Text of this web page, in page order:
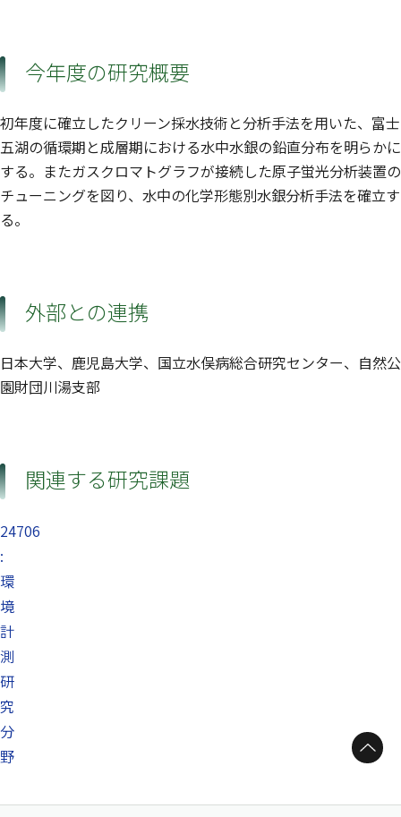
今年度の研究概要
初年度に確立したクリーン採水技術と分析手法を用いた、富士
五湖の循環期と成層期における水中水銀の鉛直分布を明らかに
する。またガスクロマトグラフが接続した原子蛍光分析装置の
チューニングを図り、水中の化学形態別水銀分析手法を確立す
る。
外部との連携
日本大学、鹿児島大学、国立水俣病総合研究センター、自然公
園財団川湯支部
関連する研究課題
24706
:
環
境
計
測
研
究
分
野
ページトップへ